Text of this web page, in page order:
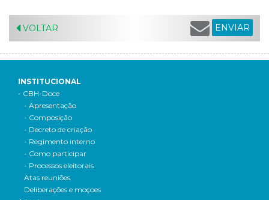
VOLTAR ENVIAR
INSTITUCIONAL
- CBH-Doce
- Apresentação
- Composição
- Decreto de criação
- Regimento interno
- Como participar
- Processos eleitorais
Atas reuniões
Deliberações e moçoes